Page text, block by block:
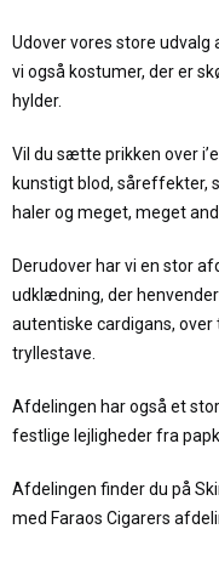
Udover vores store
vi også kostumer, der er
hylder.
Vil du sætte prikken over
kunstigt blod, såreffekter,
haler og meget, meget
Derudover har vi en stor
udklædning, der
autentiske cardigans,
tryllestave.
Afdelingen har også et
festlige lejligheder fra
Afdelingen finder du på
med Faraos Cigarers